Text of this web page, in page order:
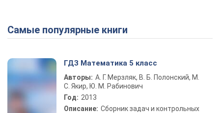
Самые популярные книги
ГДЗ Математика 5 класс
Авторы: А. Г. Мерзляк, В. Б. Полонский, М.
С. Якир, Ю. М. Рабинович
Год: 2013
Описание: Сборник задач и контрольных